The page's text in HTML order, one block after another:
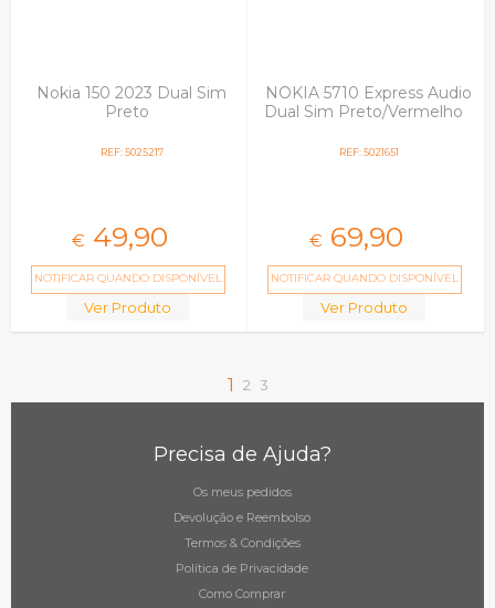
Nokia 150 2023 Dual Sim
Preto
REF: 5025217
€ 49,90
NOTIFICAR QUANDO DISPONÍVEL
Ver Produto
NOKIA 5710 Express Audio
Dual Sim Preto/Vermelho
REF: 5021651
€ 69,90
NOTIFICAR QUANDO DISPONÍVEL
Ver Produto
1 2 3
Precisa de Ajuda?
Os meus pedidos
Devolução e Reembolso
Termos & Condições
Política de Privacidade
Como Comprar